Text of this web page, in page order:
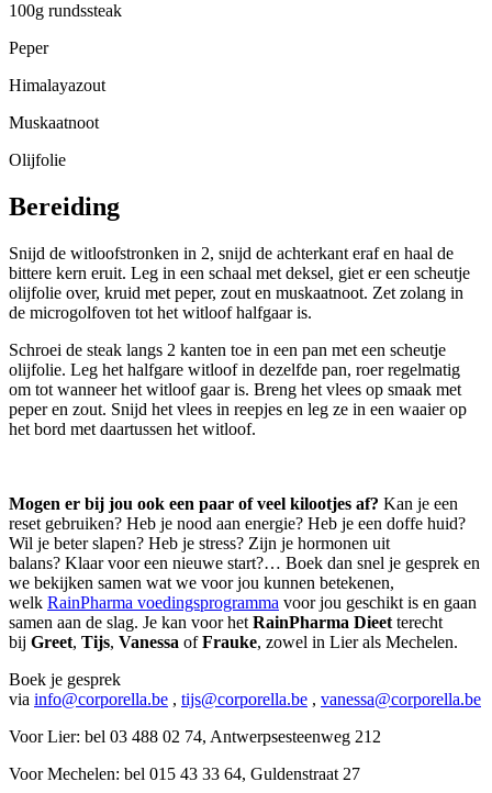
100g rundssteak
Peper
Himalayazout
Muskaatnoot
Olijfolie
Bereiding
Snijd de witloofstronken in 2, snijd de achterkant eraf en haal de
bittere kern eruit. Leg in een schaal met deksel, giet er een scheutje
olijfolie over, kruid met peper, zout en muskaatnoot. Zet zolang in
de microgolfoven tot het witloof halfgaar is.
Schroei de steak langs 2 kanten toe in een pan met een scheutje
olijfolie. Leg het halfgare witloof in dezelfde pan, roer regelmatig
om tot wanneer het witloof gaar is. Breng het vlees op smaak met
peper en zout. Snijd het vlees in reepjes en leg ze in een waaier op
het bord met daartussen het witloof.
Mogen er bij jou ook een paar of veel kilootjes af? Kan je een
reset gebruiken? Heb je nood aan energie? Heb je een doffe huid?
Wil je beter slapen? Heb je stress? Zijn je hormonen uit
balans? Klaar voor een nieuwe start?… Boek dan snel je gesprek en
we bekijken samen wat we voor jou kunnen betekenen,
welk RainPharma voedingsprogramma voor jou geschikt is en gaan
samen aan de slag. Je kan voor het RainPharma Dieet terecht
bij Greet, Tijs, Vanessa ofFrauke, zowel in Lier als Mechelen.
Boek je gesprek
via info@corporella.be , tijs@corporella.be , vanessa@corporella.be
Voor Lier: bel 03 488 02 74, Antwerpsesteenweg 212
Voor Mechelen: bel 015 43 33 64, Guldenstraat 27